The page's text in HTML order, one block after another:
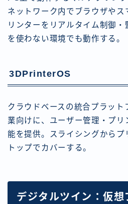
ネットワーク内でブラウザや
リンターをリアルタイム制御
を使わない環境でも動作する。
3DPrinterOS
クラウドベースの統合プラット
業向けに、ユーザー管理・プ
能を提供。スライシングからプ
トップでカバーする。
デジタルツイン：仮想